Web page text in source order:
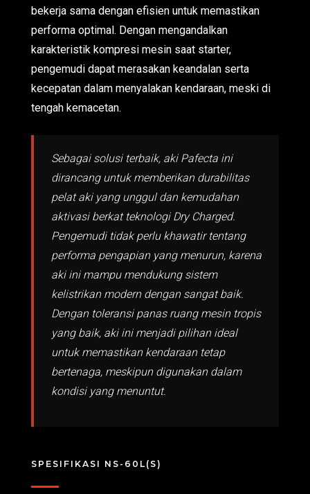
bekerja sama dengan efisien untuk memastikan
performa optimal. Dengan mengandalkan
karakteristik kompresi mesin saat starter,
pengemudi dapat merasakan keandalan serta
kecepatan dalam menyalakan kendaraan, meski di
tengah kemacetan.
Sebagai solusi terbaik, aki Pafecta ini
dirancang untuk memberikan durabilitas
pelat aki yang unggul dan kemudahan
aktivasi berkat teknologi Dry Charged.
Pengemudi tidak perlu khawatir tentang
performa pengapian yang menurun, karena
aki ini mampu mendukung sistem
kelistrikan modern dengan sangat baik.
Dengan toleransi panas ruang mesin tropis
yang baik, aki ini menjadi pilihan ideal
untuk memastikan kendaraan tetap
bertenaga, meskipun digunakan dalam
kondisi yang menuntut.
SPESIFIKASI NS-60L(S)